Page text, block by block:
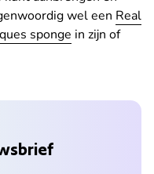
wel een Real
sponge in zijn of